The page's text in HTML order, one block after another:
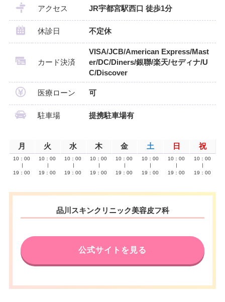
アクセス JR宇都宮駅西口 徒歩1分
休診日 不定休
カード決済
VISA/JCB/American Express/Mast
er/DC/Diners/銀聯/楽天/セディナ/U
C/Discover
医療ローン 可
駐車場 提携駐車場有
月 火 水 木 金 土 日 祝
10：00
19：00
10：00
19：00
10：00
19：00
10：00
19：00
10：00
19：00
10：00
19：00
10：00
19：00
10：00
19：00
品川スキンクリニック美容皮フ科
公式サイトを見る